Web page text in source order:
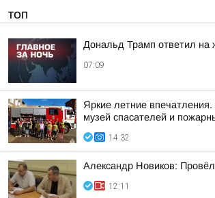
ТОП
Дональд Трамп ответил на
07:09
Яркие летние
музей спасателей и
14:32
Александр Новиков:
12:11